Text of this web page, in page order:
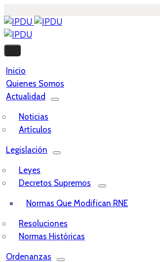
Inicio
Quienes Somos
Actualidad
Noticias
Artículos
Legislación
Leyes
Decretos Supremos
Normas Que Modifican RNE
Resoluciones
Normas Históricas
Ordenanzas